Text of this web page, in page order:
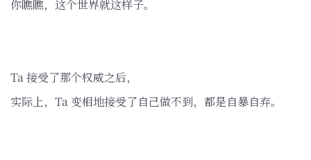
你瞧瞧，这个世界就这样子。
Ta 接受了那个权威之后，
实际上，Ta 变相地接受了自己做不到，都是自暴自弃。